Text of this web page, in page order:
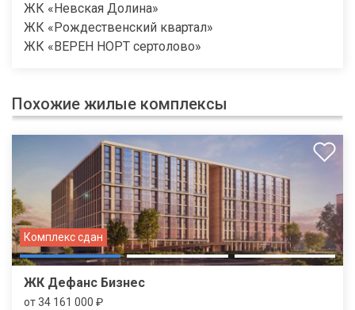
ЖК «Невская Долина»
ЖК «Рождественский квартал»
ЖК «ВЕРЕН НОРТ сертолово»
Похожие жилые комплексы
Комплекс сдан
ЖК Дефанс Бизнес
от 34 161 000 ₽